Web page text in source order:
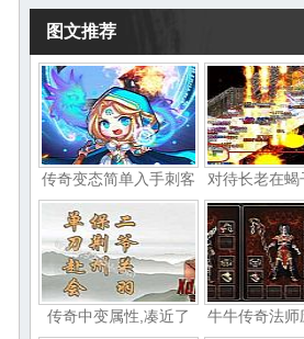
图文推荐
传奇变态简单入手刺客 对待长老在蝎
传奇中变属性,凑近了 牛牛传奇法师